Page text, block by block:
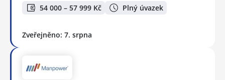
54 000 – 57 999 Kč Plný úvazek
Zveřejněno: 7. srpna